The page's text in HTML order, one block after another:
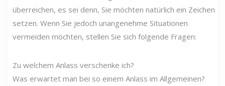
überreichen, es sei denn, Sie möchten natürlich ein Zeichen
setzen. Wenn Sie jedoch unangenehme Situationen
vermeiden möchten, stellen Sie sich folgende Fragen:
Zu welchem ​​Anlass verschenke ich?
Was erwartet man bei so einem Anlass im Allgemeinen?